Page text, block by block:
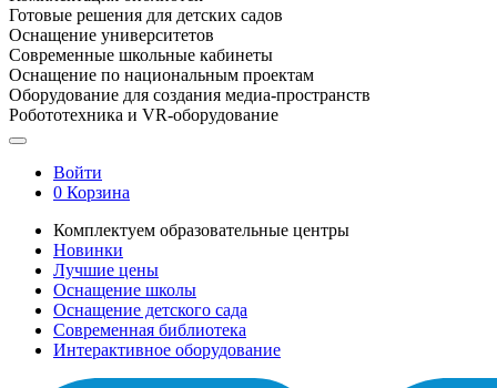
Готовые решения для детских садов
Оснащение университетов
Современные школьные кабинеты
Оснащение по национальным проектам
Оборудование для создания медиа-пространств
Робототехника и VR-оборудование
Войти
0 Корзина
Комплектуем образовательные центры
Новинки
Лучшие цены
Оснащение школы
Оснащение детского сада
Современная библиотека
Интерактивное оборудование